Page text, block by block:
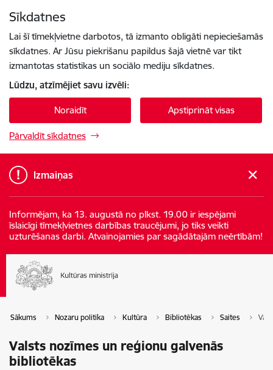
Sīkdatnes
Lai šī tīmekļvietne darbotos, tā izmanto obligāti nepieciešamās
sīkdatnes. Ar Jūsu piekrišanu papildus šajā vietnē var tikt
izmantotas statistikas un sociālo mediju sīkdatnes.
Lūdzu, atzīmējiet savu izvēli:
Noraidīt Apstiprināt visas
Pārvaldīt sīkdatnes
Izmaiņas
Informējam, ka 13. augustā no plkst. 19.00 ir iespējami
īslaicīgi tīmekļvietnes darbības traucējumi, jo tiks veikti
uzturēšanas darbi. Atvainojamies par sagādātajām neērtībām!
Sākums Nozaru politika Kultūra Bibliotēkas Saites
Valsts nozīmes un reģionu galvenās
bibliotēkas